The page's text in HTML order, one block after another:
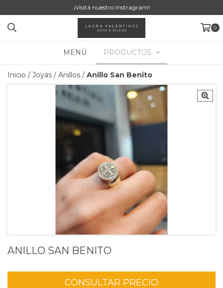
¡Visitá nuestro Instragram!
0
MENÚ PRODUCTOS
Inicio / Joyas / Anillos / Anillo San Benito
ANILLO SAN BENITO